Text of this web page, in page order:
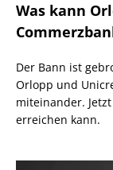
Was kann
Der Bann ist
Orlopp und
miteinander.
erreichen kann.